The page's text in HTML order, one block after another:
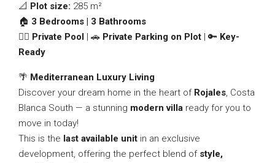
📐 Plot size: 285 m²
🏠 3 Bedrooms | 3 Bathrooms
🏊‍♂️ Private Pool | 🚗 Private Parking on Plot | 🔑 Key-
Ready
🌴 Mediterranean Luxury Living
Discover your dream home in the heart of Rojales, Costa
Blanca South — a stunning modern villa ready for you to
move in today!
This is the last available unit in an exclusive
development, offering the perfect blend of style,